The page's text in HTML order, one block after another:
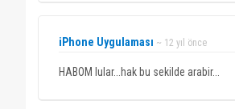
iPhone Uygulaması ~ 12 yıl önce
HABOM lular...hak bu sekilde arabir...